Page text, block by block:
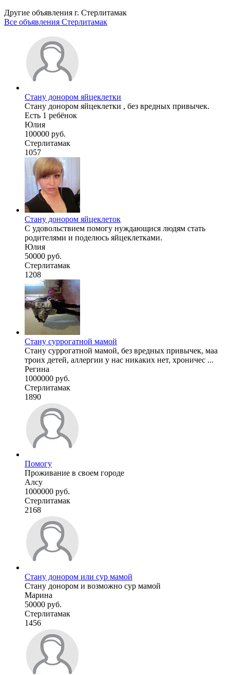
Другие объявления г. Стерлитамак
Все объявления Стерлитамак
Стану донором яйцеклетки
Стану донором яйцеклетки , без вредных привычек.
Есть 1 ребёнок
Юлия
100000 руб.
Стерлитамак
1057
Стану донором яйцеклеток
С удовольствием помогу нуждающися людям стать
родителями и поделюсь яйцеклетками.
Юлия
50000 руб.
Стерлитамак
1208
Стану суррогатной мамой
Стану суррогатной мамой, без вредных привычек, маа
троих детей, аллергии у нас никаких нет, хроничес ...
Регина
1000000 руб.
Стерлитамак
1890
Помогу
Проживание в своем городе
Алсу
1000000 руб.
Стерлитамак
2168
Стану донором или сур мамой
Стану донором и возможно сур мамой
Марина
50000 руб.
Стерлитамак
1456